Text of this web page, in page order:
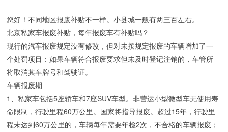
您好！不同地区报废补贴不一样。小县城一般有两三百左右。
​北京私家车报废补贴，每年报废车有补贴吗？
现行的汽车报废规定没有修改，但对未按规定报废的车辆增加了一
个处罚项目：如果车辆符合报废要求但未及时登记注销的，车管所
将取消其车牌号和驾驶证。
车辆报废期
1、私家车包括5座轿车和7座SUV车型。非营运小型微型车无使用寿
命限制，行驶里程60万公里。国家将指导报废。超过15年，行驶里
程未达到60万公里的，车辆每年需要年检2次，不合格的车辆报废；